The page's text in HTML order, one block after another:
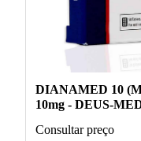
DIANAMED 10
10mg - DEUS-
Consultar preço